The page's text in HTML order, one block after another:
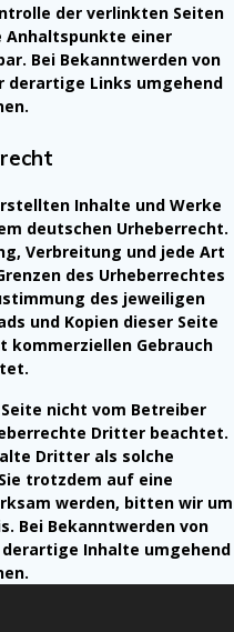
der verlinkten Seiten
Anhaltspunkte einer
Bei Bekanntwerden von
derartige Links umgehend
Inhalte und Werke
deutschen Urheberrecht.
Verbreitung und jede Art
des Urheberrechtes
ng des jeweiligen
und Kopien dieser Seite
kommerziellen Gebrauch
nicht vom Betreiber
Dritter beachtet.
Dritter als solche
trotzdem auf eine
werden, bitten wir um
Bei Bekanntwerden von
Inhalte umgehend